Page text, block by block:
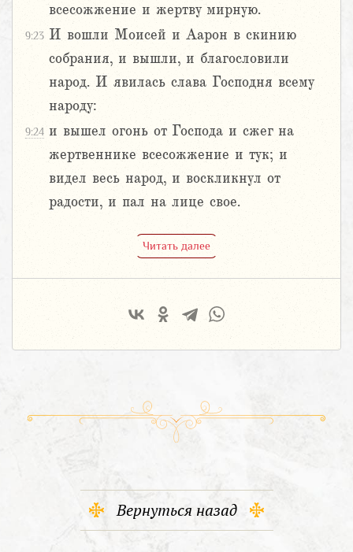
всесожжение и жертву мирную.
9:23 И вошли Моисей и Аарон в скинию
собрания, и вышли, и благословили
народ. И явилась слава Господня всему
народу:
9:24 и вышел огонь от Господа и сжег на
жертвеннике всесожжение и тук; и
видел весь народ, и воскликнул от
радости, и пал на лице свое.
Читать далее
Вернуться назад